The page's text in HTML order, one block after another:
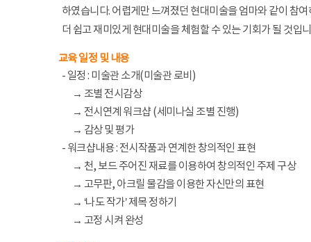
하였습니다. 어렵게만 느껴졌던 현대미술을 엄마와 같이 참
더 쉽고 재미있게 현대미술을 체험할 수 있는 기회가 될 것입
교육 일정 및 내용
- 일정 : 미술관 소개(미술관 로비)
→ 조별 전시감상
→ 전시연계 워크샵 (세미나실 조별 진행)
→ 감상 및 평가
- 워크샵내용 : 전시작품과 연계한 창의적인 표현
→ 천, 보드 주어진 재료를 이용하여 창의적인 주제 구상
→ 고무판, 아크릴 물감을 이용한 자신만의 표현
→ ‘나도 작가’ 제목 정하기
→ 고정 시켜 완성